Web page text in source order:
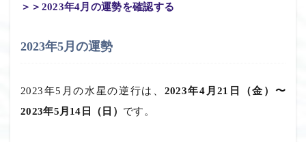
＞＞2023年4月の運勢を確認する
2023年5月の運勢
2023年5月の水星の逆行は、 2023年4月21日（金）〜
2023年5月14日（日） です。